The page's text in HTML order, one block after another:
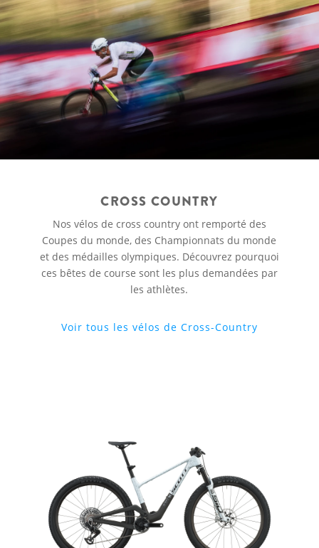
CROSS COUNTRY
Nos vélos de cross country ont remporté des
Coupes du monde, des Championnats du monde
et des médailles olympiques. Découvrez pourquoi
ces bêtes de course sont les plus demandées par
les athlètes.
Voir tous les vélos de Cross-Country